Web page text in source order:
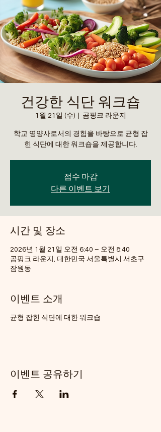
건강한 식단 워크숍
1월 21일 (수)
  |
곰핑크 라운지
학교 영양사로서의 경험을 바탕으로 균형 잡
힌 식단에 대한 워크숍을 제공합니다.
접수 마감
다른 이벤트 보기
시간 및 장소
2026년 1월 21일 오전 6:40 – 오전 8:40
곰핑크 라운지, 대한민국 서울특별시 서초구
잠원동
이벤트 소개
균형 잡힌 식단에 대한 워크숍
이벤트 공유하기